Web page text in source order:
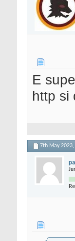
E
http si
7th May 2023,